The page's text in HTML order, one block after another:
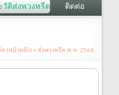
วัติส่งพวงหรีด ติดต่อ
(หน้าหลัก)»ส่งพวงหรีด พ.ค. 2568